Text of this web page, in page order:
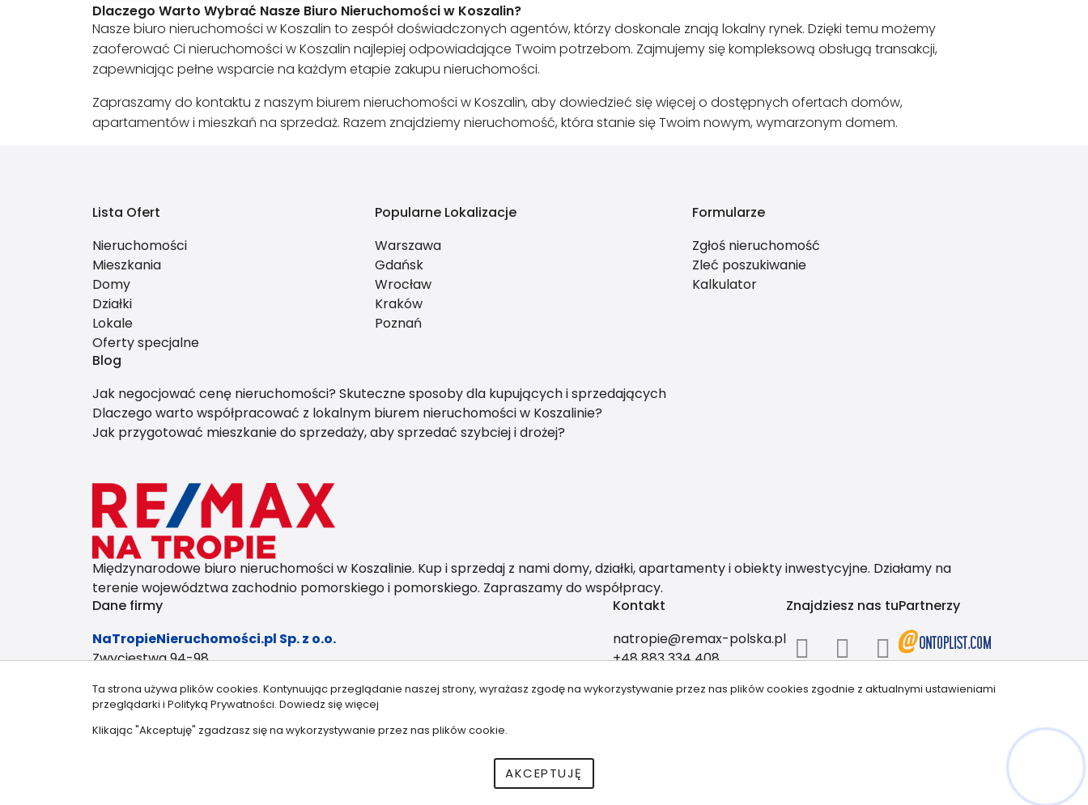
Dlaczego Warto Wybrać Nasze Biuro Nieruchomości w Koszalin?
Nasze biuro nieruchomości w Koszalin to zespół doświadczonych agentów, którzy doskonale znają lokalny rynek. Dzięki temu możemy
zaoferować Ci nieruchomości w Koszalin najlepiej odpowiadające Twoim potrzebom. Zajmujemy się kompleksową obsługą transakcji,
zapewniając pełne wsparcie na każdym etapie zakupu nieruchomości.
Zapraszamy do kontaktu z naszym biurem nieruchomości w Koszalin, aby dowiedzieć się więcej o dostępnych ofertach domów,
apartamentów i mieszkań na sprzedaż. Razem znajdziemy nieruchomość, która stanie się Twoim nowym, wymarzonym domem.
Lista Ofert
Nieruchomości
Mieszkania
Domy
Działki
Lokale
Oferty specjalne
Popularne Lokalizacje
Warszawa
Gdańsk
Wrocław
Kraków
Poznań
Formularze
Zgłoś nieruchomość
Zleć poszukiwanie
Kalkulator
Blog
Jak negocjować cenę nieruchomości? Skuteczne sposoby dla kupujących i sprzedających
Dlaczego warto współpracować z lokalnym biurem nieruchomości w Koszalinie?
Jak przygotować mieszkanie do sprzedaży, aby sprzedać szybciej i drożej?
Międzynarodowe biuro nieruchomości w Koszalinie. Kup i sprzedaj z nami domy, działki, apartamenty i obiekty inwestycyjne. Działamy na
terenie województwa zachodnio pomorskiego i pomorskiego. Zapraszamy do współpracy.
Dane firmy
NaTropieNieruchomości.pl Sp. z o.o.
Zwycięstwa 94-98
NIP: 669 253 72 09
Kontakt
natropie@remax-polska.pl
+48 883 334 408
Znajdziesz nas tuPartnerzy
© 2026 Wszystkie prawa zastrzeżone | Program dla biur nieruchomości - asaricrm.com
Ta strona używa plików cookies. Kontynuując przeglądanie naszej strony, wyrażasz zgodę na wykorzystywanie przez nas plików cookies zgodnie z aktualnymi ustawieniami
przeglądarki i Polityką Prywatności. Dowiedz się więcej
Klikając "Akceptuję" zgadzasz się na wykorzystywanie przez nas plików cookie.
AKCEPTUJĘ